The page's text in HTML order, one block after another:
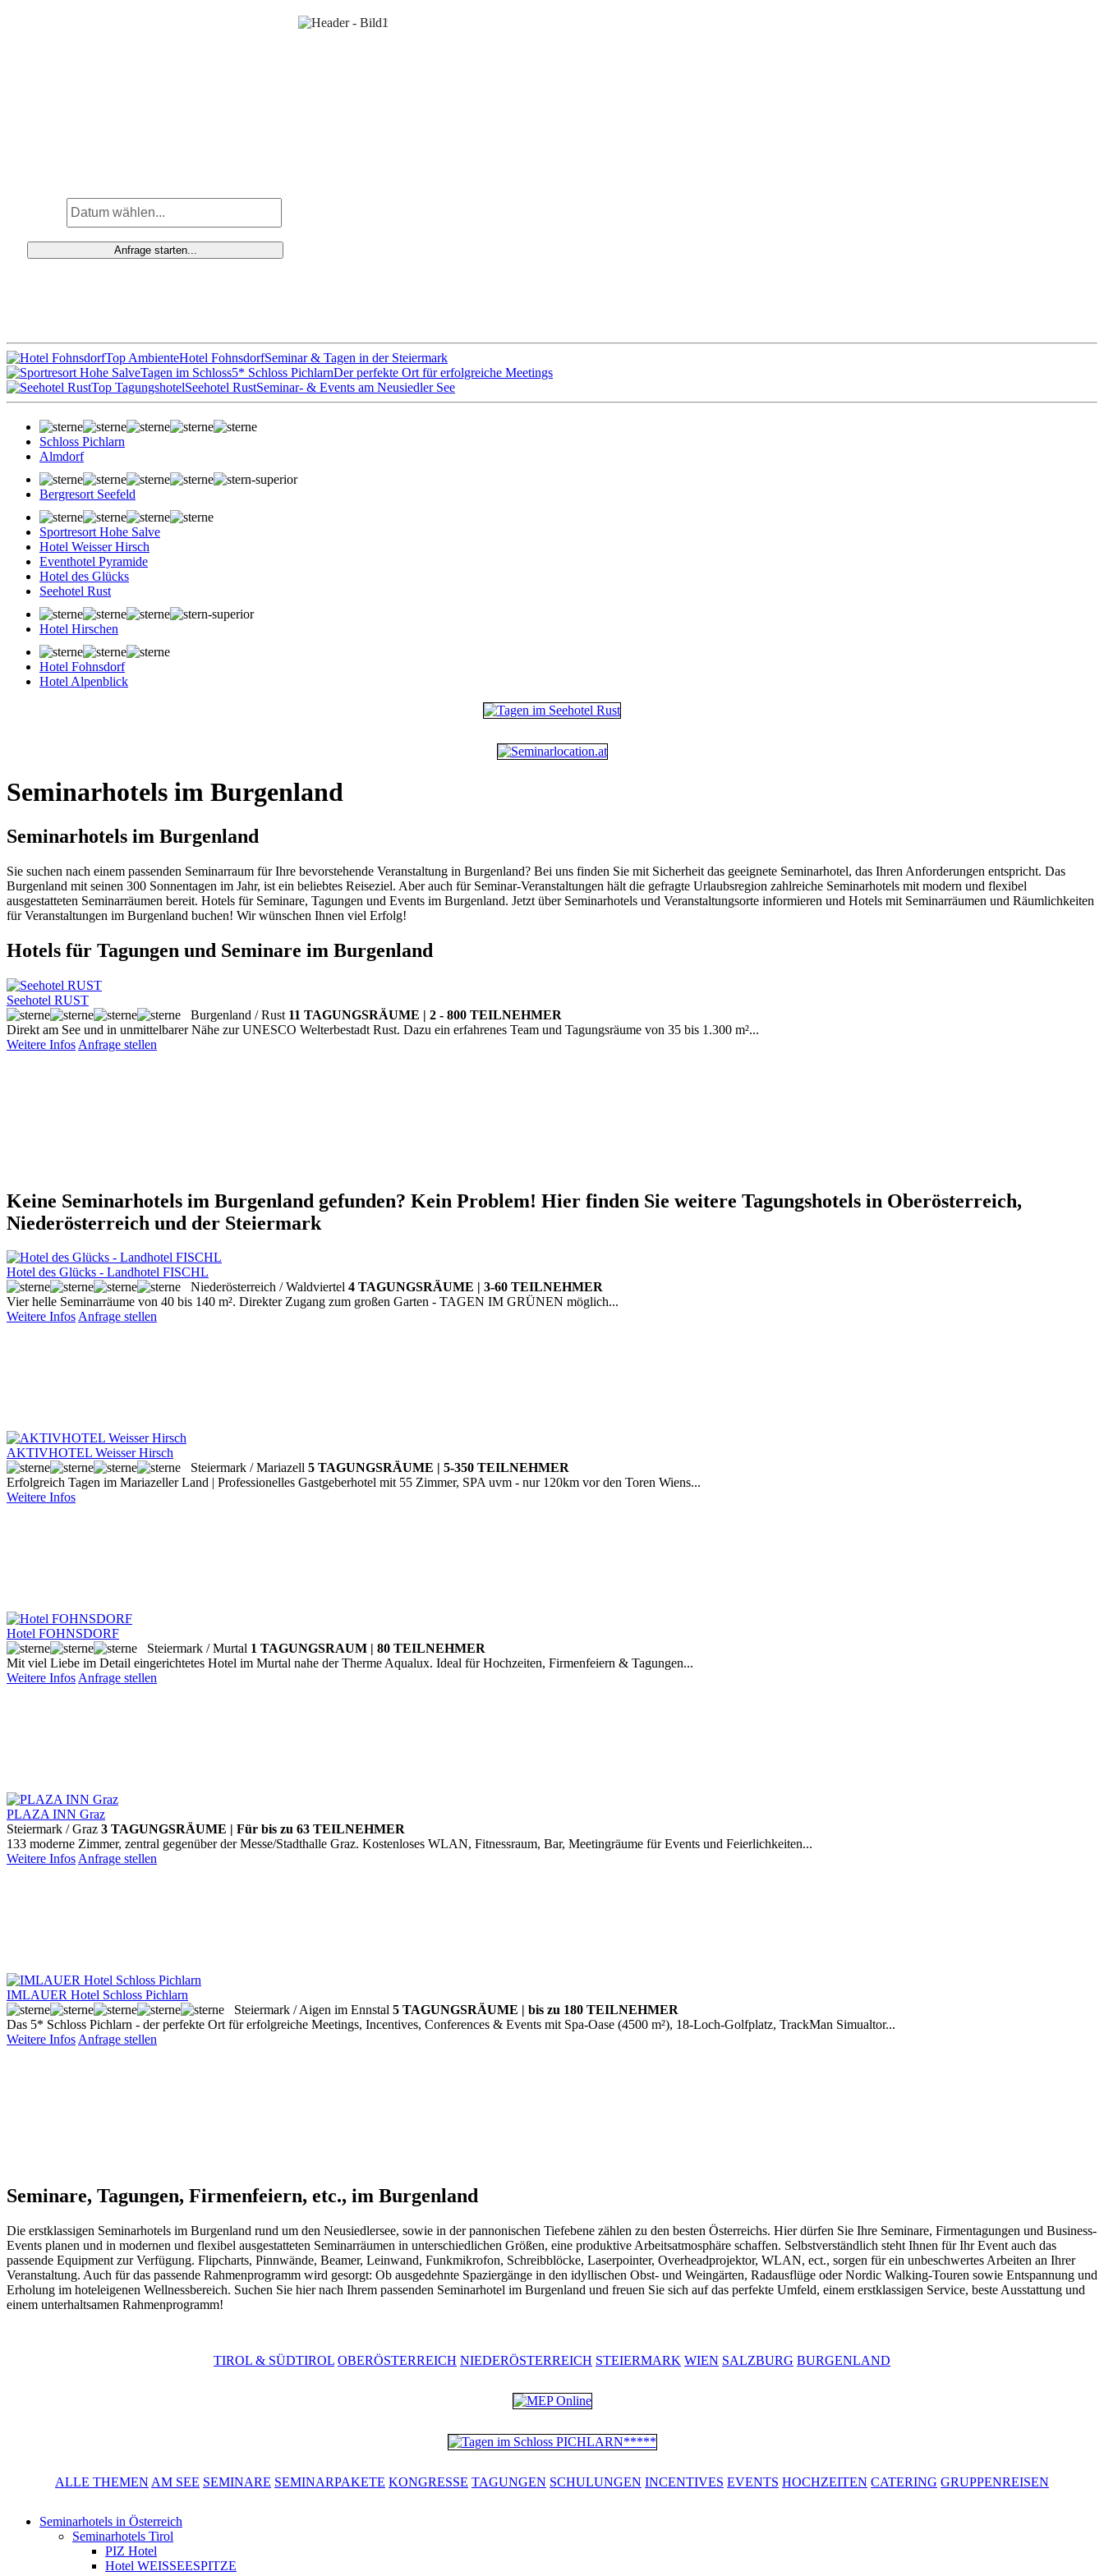
Top AmbienteHotel FohnsdorfSeminar & Tagen in der Steiermark
Tagen im Schloss5* Schloss PichlarnDer perfekte Ort für erfolgreiche Meetings
Top TagungshotelSeehotel RustSeminar- & Events am Neusiedler See
Schloss Pichlarn
Almdorf
Bergresort Seefeld
Sportresort Hohe Salve
Hotel Weisser Hirsch
Eventhotel Pyramide
Hotel des Glücks
Seehotel Rust
Hotel Hirschen
Hotel Fohnsdorf
Hotel Alpenblick
Seminarhotels im Burgenland
Seminarhotels im Burgenland
Sie suchen nach einem passenden Seminarraum für Ihre bevorstehende Veranstaltung in Burgenland? Bei uns finden Sie mit Sicherheit das geeignete Seminarhotel, das Ihren Anforderungen entspricht. Das
Burgenland mit seinen 300 Sonnentagen im Jahr, ist ein beliebtes Reiseziel. Aber auch für Seminar-Veranstaltungen hält die gefragte Urlaubsregion zahlreiche Seminarhotels mit modern und flexibel
ausgestatteten Seminarräumen bereit. Hotels für Seminare, Tagungen und Events im Burgenland. Jetzt über Seminarhotels und Veranstaltungsorte informieren und Hotels mit Seminarräumen und Räumlichkeiten
für Veranstaltungen im Burgenland buchen! Wir wünschen Ihnen viel Erfolg!
Hotels für Tagungen und Seminare im Burgenland
Seehotel RUST
Burgenland / Rust 11 TAGUNGSRÄUME | 2 - 800 TEILNEHMER
Direkt am See und in unmittelbarer Nähe zur UNESCO Welterbestadt Rust. Dazu ein erfahrenes Team und Tagungsräume von 35 bis 1.300 m²...
Weitere Infos Anfrage stellen
Keine Seminarhotels im Burgenland gefunden? Kein Problem! Hier finden Sie weitere Tagungshotels in Oberösterreich,
Niederösterreich und der Steiermark
Hotel des Glücks - Landhotel FISCHL
Niederösterreich / Waldviertel 4 TAGUNGSRÄUME | 3-60 TEILNEHMER
Vier helle Seminarräume von 40 bis 140 m². Direkter Zugang zum großen Garten - TAGEN IM GRÜNEN möglich...
Weitere InfosAnfrage stellen
AKTIVHOTEL Weisser Hirsch
Steiermark / Mariazell 5 TAGUNGSRÄUME | 5-350 TEILNEHMER
Erfolgreich Tagen im Mariazeller Land | Professionelles Gastgeberhotel mit 55 Zimmer, SPA uvm - nur 120km vor den Toren Wiens...
Weitere Infos
Hotel FOHNSDORF
Steiermark / Murtal 1 TAGUNGSRAUM | 80 TEILNEHMER
Mit viel Liebe im Detail eingerichtetes Hotel im Murtal nahe der Therme Aqualux. Ideal für Hochzeiten, Firmenfeiern & Tagungen...
Weitere InfosAnfrage stellen
PLAZA INN Graz
Steiermark / Graz 3 TAGUNGSRÄUME | Für bis zu 63 TEILNEHMER
133 moderne Zimmer, zentral gegenüber der Messe/Stadthalle Graz. Kostenloses WLAN, Fitnessraum, Bar, Meetingräume für Events und Feierlichkeiten...
Weitere InfosAnfrage stellen
IMLAUER Hotel Schloss Pichlarn
Steiermark / Aigen im Ennstal 5 TAGUNGSRÄUME | bis zu 180 TEILNEHMER
Das 5* Schloss Pichlarn - der perfekte Ort für erfolgreiche Meetings, Incentives, Conferences & Events mit Spa-Oase (4500 m²), 18-Loch-Golfplatz, TrackMan Simualtor...
Weitere InfosAnfrage stellen
Seminare, Tagungen, Firmenfeiern, etc., im Burgenland
Die erstklassigen Seminarhotels im Burgenland rund um den Neusiedlersee, sowie in der pannonischen Tiefebene zählen zu den besten Österreichs. Hier dürfen Sie Ihre Seminare, Firmentagungen und Business-
Events planen und in modernen und flexibel ausgestatteten Seminarräumen in unterschiedlichen Größen, eine produktive Arbeitsatmosphäre schaffen. Selbstverständlich steht Ihnen für Ihr Event auch das
passende Equipment zur Verfügung. Flipcharts, Pinnwände, Beamer, Leinwand, Funkmikrofon, Schreibblöcke, Laserpointer, Overheadprojektor, WLAN, ect., sorgen für ein unbeschwertes Arbeiten an Ihrer
Veranstaltung. Auch für das passende Rahmenprogramm wird gesorgt: Ob ausgedehnte Spaziergänge in den idyllischen Obst- und Weingärten, Radausflüge oder Nordic Walking-Touren sowie Entspannung und
Erholung im hoteleigenen Wellnessbereich. Suchen Sie hier nach Ihrem passenden Seminarhotel im Burgenland und freuen Sie sich auf das perfekte Umfeld, einem erstklassigen Service, beste Ausstattung und
einem unterhaltsamen Rahmenprogramm!
TIROL & SÜDTIROL OBERÖSTERREICH NIEDERÖSTERREICH STEIERMARK WIEN SALZBURG BURGENLAND
ALLE THEMEN AM SEE SEMINARE SEMINARPAKETE KONGRESSE TAGUNGEN SCHULUNGEN INCENTIVES EVENTS HOCHZEITEN CATERING GRUPPENREISEN
Seminarhotels in Österreich
Seminarhotels Tirol
PIZ Hotel
Hotel WEISSEESPITZE